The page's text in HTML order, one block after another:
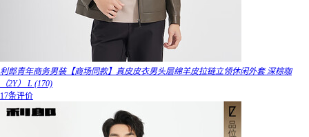
利郎青年商务男装【商场同款】真皮皮衣男头层绵羊皮拉链立领休闲外套 深棕咖
（2Y） L (170)
17条评价